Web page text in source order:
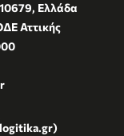
Ελλάδα
Αττικής